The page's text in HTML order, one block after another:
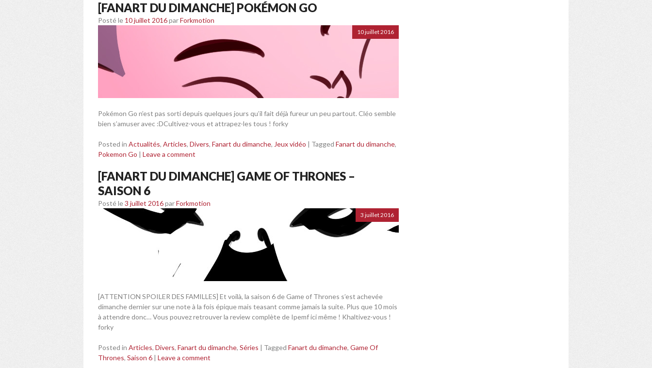
[FANART DU DIMANCHE] POKÉMON GO
Posté le 10 juillet 2016parForkmotion
10 juillet 2016
Pokémon Go n’est pas sorti depuis quelques jours qu’il fait déjà fureur un peu partout. Cléo semble
bien s’amuser avec :DCultivez-vous et attrapez-les tous ! forky
Posted in Actualités, Articles, Divers, Fanart du dimanche, Jeux vidéo | Tagged Fanart du dimanche,
Pokemon Go | Leave a comment
[FANART DU DIMANCHE] GAME OF THRONES –
SAISON 6
Posté le3 juillet 2016parForkmotion
3 juillet 2016
[ATTENTION SPOILER DES FAMILLES] Et voilà, la saison 6 de Game of Thrones s’est achevée
dimanche dernier sur une note à la fois épique mais teasant comme jamais la suite. Plus que 10 mois
à attendre donc… Vous pouvez retrouver la review complète de Ipemf ici même ! Khaltivez-vous !
forky
Posted in Articles, Divers, Fanart du dimanche, Séries | Tagged Fanart du dimanche, Game Of
Thrones, Saison 6 | Leave a comment